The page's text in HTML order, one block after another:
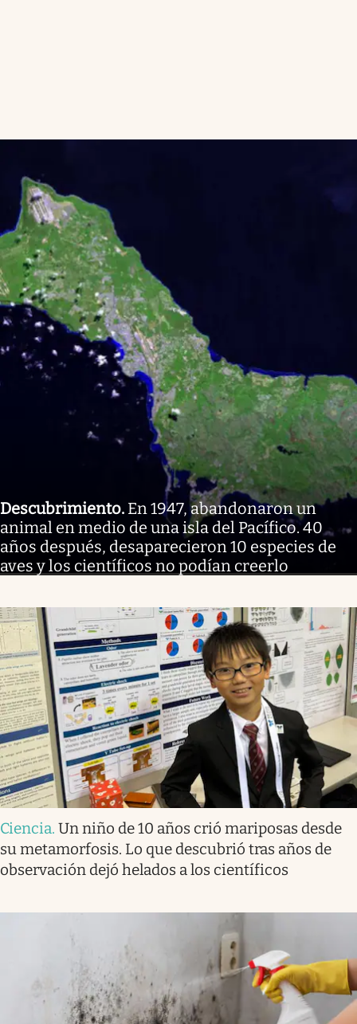
Descubrimiento. En 1947, abandonaron un
animal en medio de una isla del Pacífico. 40
años después, desaparecieron 10 especies de
aves y los científicos no podían creerlo
Ciencia. Un niño de 10 años crió mariposas desde
su metamorfosis. Lo que descubrió tras años de
observación dejó helados a los científicos